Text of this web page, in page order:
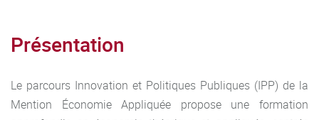
Présentation
Le parcours Innovation et Politiques Publiques (IPP) de la
Mention Économie Appliquée propose une formation